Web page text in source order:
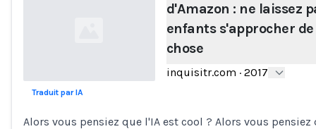
d'Amazon : ne laissez
enfants s'approcher
chose
inquisitr.com · 2017
Traduit par IA
Alors vous pensiez que l'IA est cool ? Alors vous